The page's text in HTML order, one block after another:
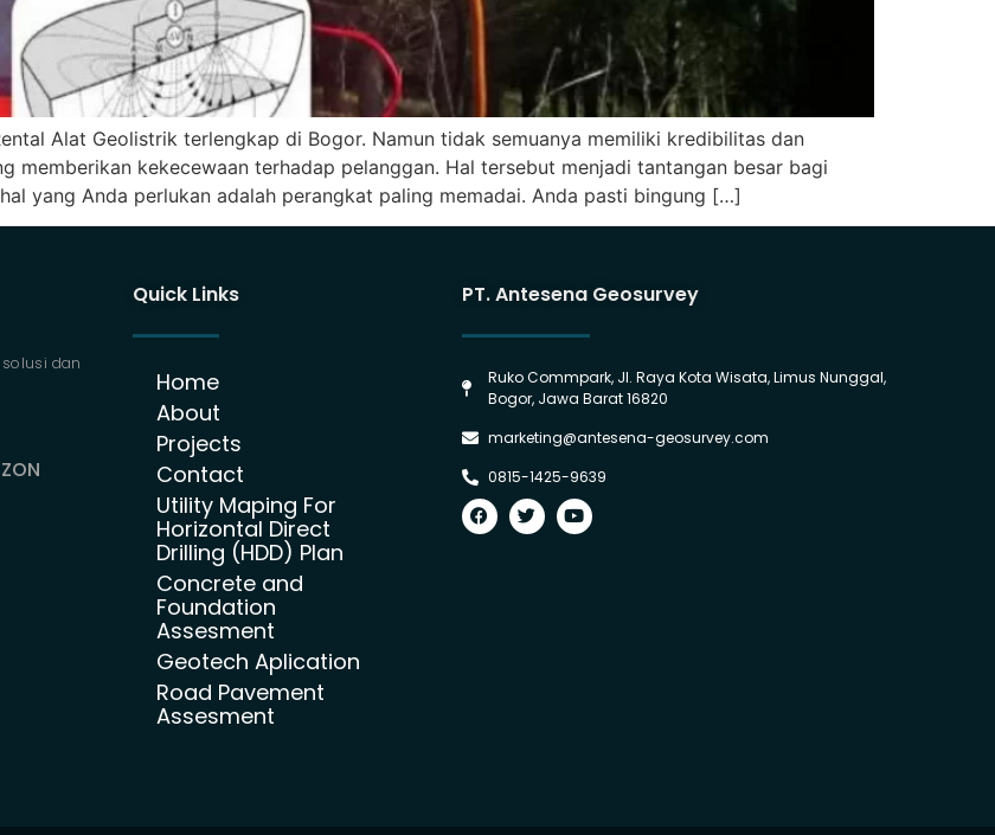
Alat Geolistrik terlengkap di Bogor. Namun tidak semuanya memiliki kredibilitas dan
memberikan kekecewaan terhadap pelanggan. Hal tersebut menjadi tantangan besar bagi
yang Anda perlukan adalah perangkat paling memadai. Anda pasti bingung […]
dan
Quick Links
Home
About
Projects
Contact
Utility Maping For
Horizontal Direct
Drilling (HDD) Plan
Concrete and
Foundation
Assesment
Geotech Aplication
Road Pavement
Assesment
PT. Antesena Geosurvey
Ruko Commpark, Jl. Raya Kota Wisata, Limus Nunggal,
Bogor, Jawa Barat 16820
marketing@antesena-geosurvey.com
0815-1425-9639